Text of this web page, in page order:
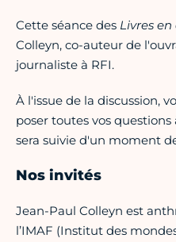
Cette séance des Livres
Colleyn, co-auteur de
journaliste à RFI.
À l'issue de la discussion,
poser toutes vos
sera suivie d'un moment
Nos invités
Jean-Paul Colleyn est
l’IMAF (Institut des